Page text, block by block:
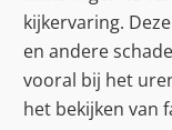
kijkervaring.
en andere
vooral bij het
het bekijken van